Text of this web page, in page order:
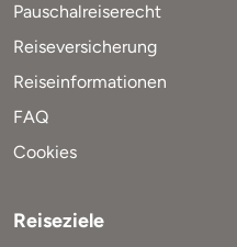
Pauschalreiserecht
Reiseversicherung
Reiseinformationen
FAQ
Cookies
Reiseziele